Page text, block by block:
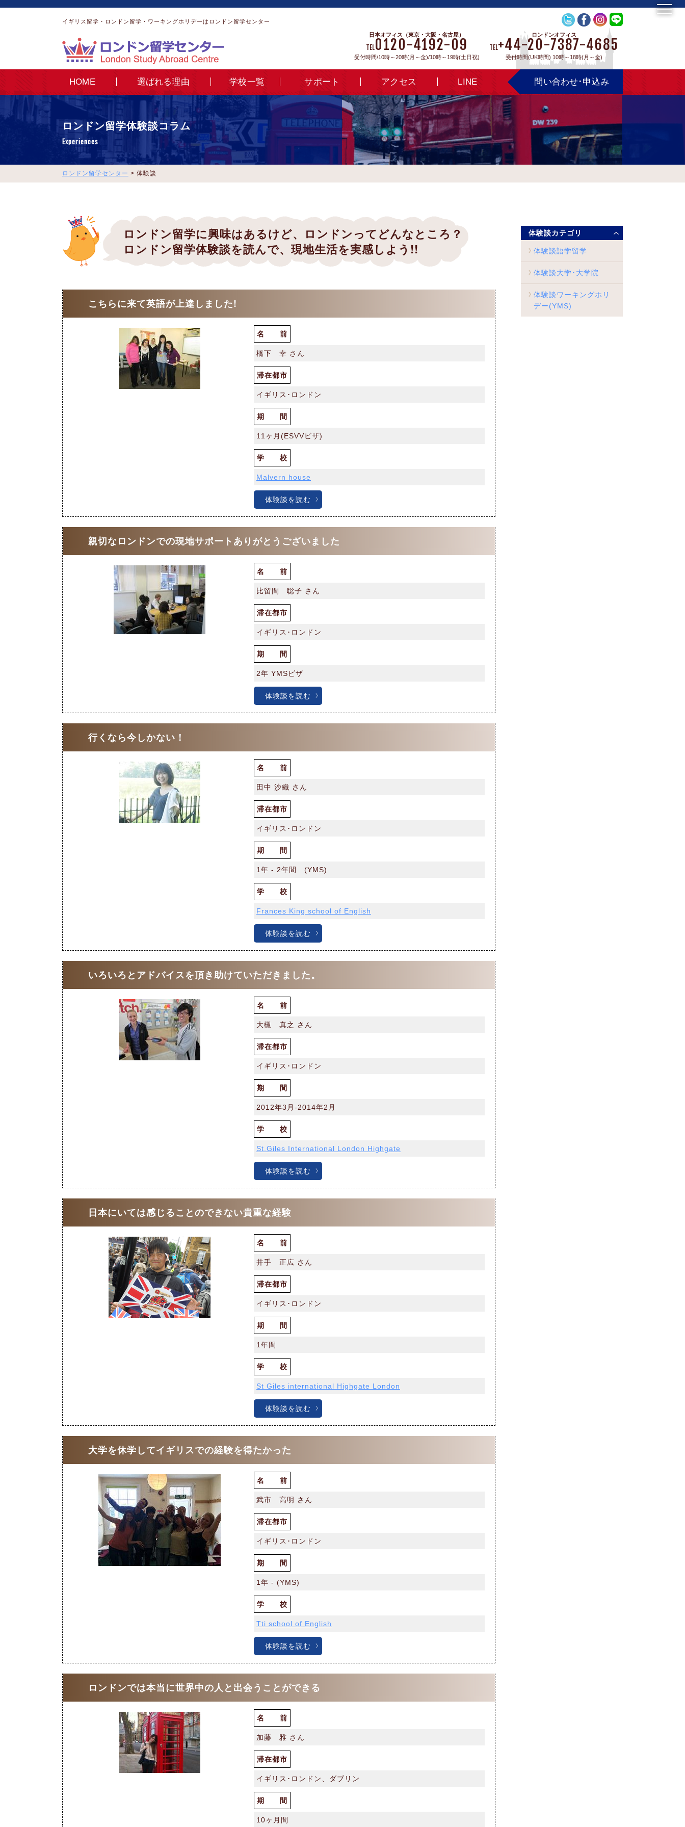
イギリス留学・ロンドン留学・ワーキングホリデーはロンドン留学センター
日本オフィス（東京・大阪・名古屋）
TEL0120-4192-09
受付時間/10時～20時(月～金)/10時～19時(土日祝)
ロンドンオフィス
TEL+44-20-7387-4685
受付時間(UK時間) 10時～18時(月～金)
HOME 選ばれる理由 学校一覧 サポート アクセス LINE 問い合わせ･申込み
ロンドン留学体験談コラム
Experiences
ロンドン留学センター > 体験談
ロンドン留学に興味はあるけど、ロンドンってどんなところ？
ロンドン留学体験談を読んで、現地生活を実感しよう!!
こちらに来て英語が上達しました!
名 前
橋下 幸 さん
滞在都市
イギリス･ロンドン
期 間
11ヶ月(ESVVビザ)
学 校
Malvern house
体験談を読む
親切なロンドンでの現地サポートありがとうございました
名 前
比留間 聡子 さん
滞在都市
イギリス･ロンドン
期 間
2年 YMSビザ
体験談を読む
行くなら今しかない！
名 前
田中 沙織 さん
滞在都市
イギリス･ロンドン
期 間
1年 - 2年間 (YMS)
学 校
Frances King school of English
体験談を読む
いろいろとアドバイスを頂き助けていただきました。
名 前
大槻 真之 さん
滞在都市
イギリス･ロンドン
期 間
2012年3月-2014年2月
学 校
St.Giles International London Highgate
体験談を読む
日本にいては感じることのできない貴重な経験
名 前
井手 正広 さん
滞在都市
イギリス･ロンドン
期 間
1年間
学 校
St Giles international Highgate London
体験談を読む
大学を休学してイギリスでの経験を得たかった
名 前
武市 高明 さん
滞在都市
イギリス･ロンドン
期 間
1年 - (YMS)
学 校
Tti school of English
体験談を読む
ロンドンでは本当に世界中の人と出会うことができる
名 前
加藤 雅 さん
滞在都市
イギリス･ロンドン、ダブリン
期 間
10ヶ月間
体験談カテゴリ
体験談語学留学
体験談大学･大学院
体験談ワーキングホリ
デー(YMS)